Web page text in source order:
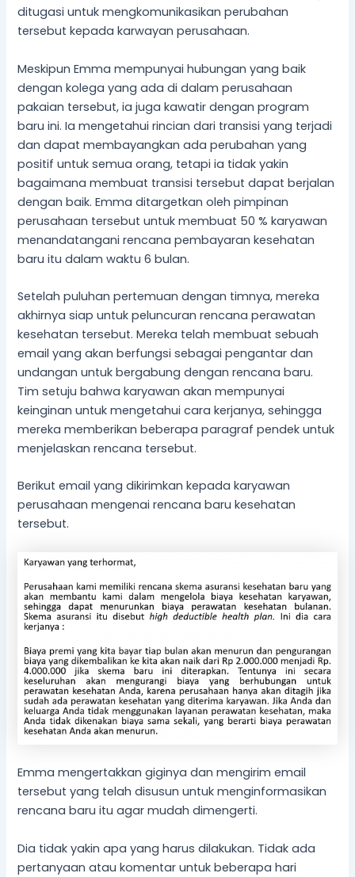
ditugasi untuk mengkomunikasikan perubahan
tersebut kepada karwayan perusahaan.
Meskipun Emma mempunyai hubungan yang baik
dengan kolega yang ada di dalam perusahaan
pakaian tersebut, ia juga kawatir dengan program
baru ini. Ia mengetahui rincian dari transisi yang terjadi
dan dapat membayangkan ada perubahan yang
positif untuk semua orang, tetapi ia tidak yakin
bagaimana membuat transisi tersebut dapat berjalan
dengan baik. Emma ditargetkan oleh pimpinan
perusahaan tersebut untuk membuat 50 % karyawan
menandatangani rencana pembayaran kesehatan
baru itu dalam waktu 6 bulan.
Setelah puluhan pertemuan dengan timnya, mereka
akhirnya siap untuk peluncuran rencana perawatan
kesehatan tersebut. Mereka telah membuat sebuah
email yang akan berfungsi sebagai pengantar dan
undangan untuk bergabung dengan rencana baru.
Tim setuju bahwa karyawan akan mempunyai
keinginan untuk mengetahui cara kerjanya, sehingga
mereka memberikan beberapa paragraf pendek untuk
menjelaskan rencana tersebut.
Berikut email yang dikirimkan kepada karyawan
perusahaan mengenai rencana baru kesehatan
tersebut.
Emma mengertakkan giginya dan mengirim email
tersebut yang telah disusun untuk menginformasikan
rencana baru itu agar mudah dimengerti.
Dia tidak yakin apa yang harus dilakukan. Tidak ada
pertanyaan atau komentar untuk beberapa hari